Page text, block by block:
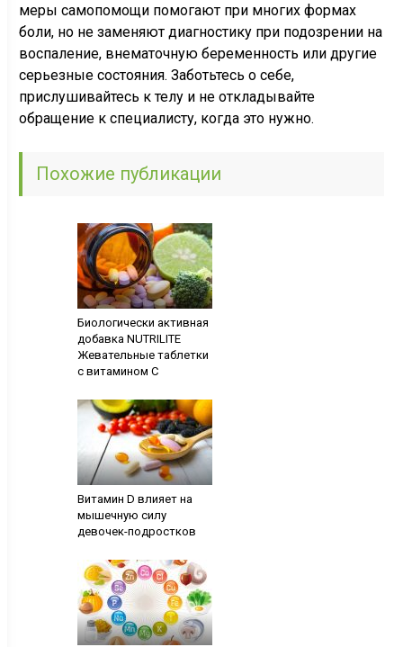
меры самопомощи помогают при многих формах
боли, но не заменяют диагностику при подозрении на
воспаление, внематочную беременность или другие
серьезные состояния. Заботьтесь о себе,
прислушивайтесь к телу и не откладывайте
обращение к специалисту, когда это нужно.
Похожие публикации
Биологически активная
добавка NUTRILITE
Жевательные таблетки
с витамином С
Витамин D влияет на
мышечную силу
девочек-подростков